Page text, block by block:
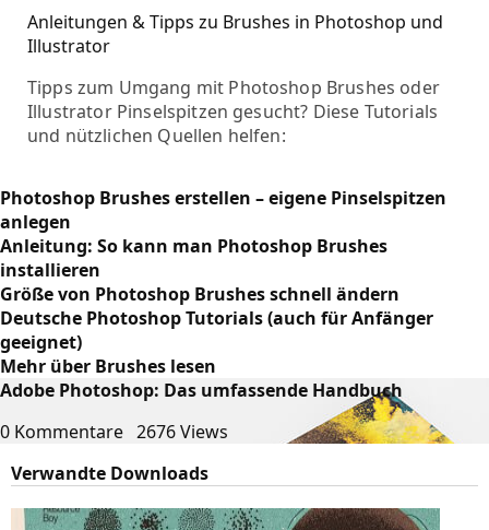
Anleitungen & Tipps zu Brushes in Photoshop und
Illustrator
Tipps zum Umgang mit Photoshop Brushes oder
Illustrator Pinselspitzen gesucht? Diese Tutorials
und nützlichen Quellen helfen:
Photoshop Brushes erstellen – eigene Pinselspitzen
anlegen
Anleitung: So kann man Photoshop Brushes
installieren
Größe von Photoshop Brushes schnell ändern
Deutsche Photoshop Tutorials (auch für Anfänger
geeignet)
Mehr über Brushes lesen
Adobe Photoshop: Das umfassende Handbuch
0 Kommentare 2676 Views
Verwandte Downloads